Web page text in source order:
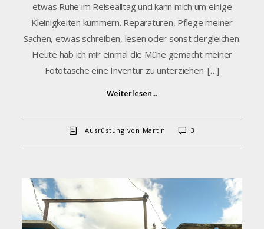
etwas Ruhe im Reisealltag und kann mich um einige
Kleinigkeiten kümmern. Reparaturen, Pflege meiner
Sachen, etwas schreiben, lesen oder sonst dergleichen.
Heute hab ich mir einmal die Mühe gemacht meiner
Fototasche eine Inventur zu unterziehen. […]
Weiterlesen...
Ausrüstung von Martin 3